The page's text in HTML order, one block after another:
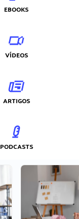
EBOOKS
VÍDEOS
ARTIGOS
PODCASTS